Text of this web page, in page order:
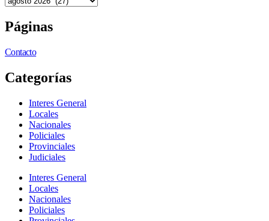
Páginas
Contacto
Categorías
Interes General
Locales
Nacionales
Policiales
Provinciales
Judiciales
Interes General
Locales
Nacionales
Policiales